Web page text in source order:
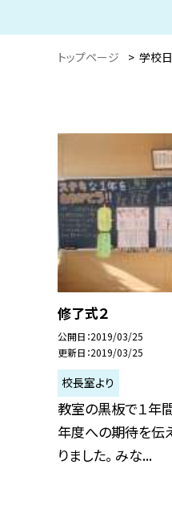
トップページ > 学校
修了式２
公開日 2019/03/25
更新日 2019/03/25
校長室より
教室の黒板で１年
年度への期待を伝
りました。 みな...